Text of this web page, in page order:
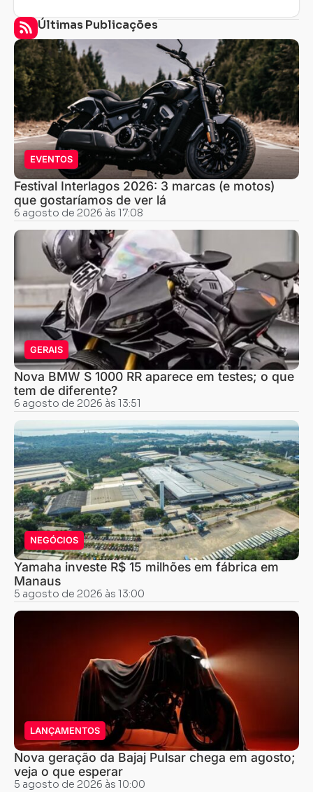
Últimas Publicações
EVENTOS
Festival Interlagos 2026: 3 marcas (e motos)
que gostaríamos de ver lá
6 agosto de 2026 às 17:08
GERAIS
Nova BMW S 1000 RR aparece em testes; o que
tem de diferente?
6 agosto de 2026 às 13:51
NEGÓCIOS
Yamaha investe R$ 15 milhões em fábrica em
Manaus
5 agosto de 2026 às 13:00
LANÇAMENTOS
Nova geração da Bajaj Pulsar chega em agosto;
veja o que esperar
5 agosto de 2026 às 10:00